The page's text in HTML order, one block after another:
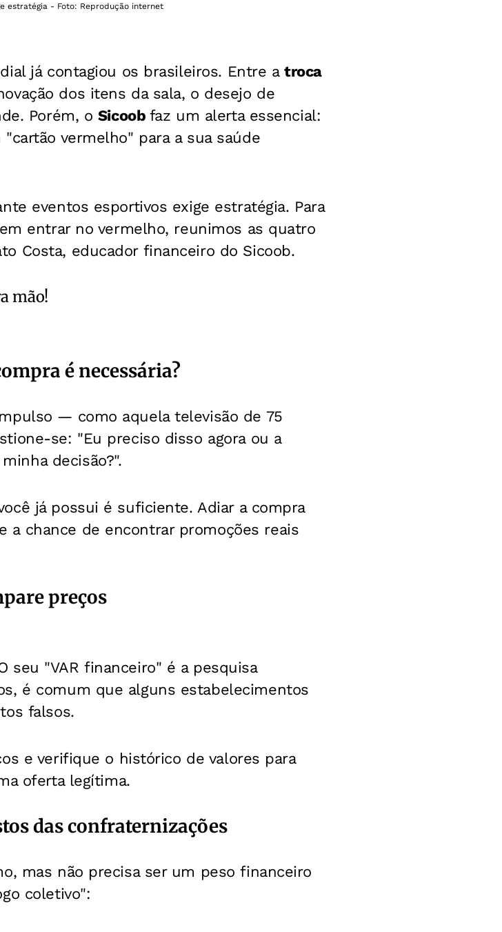
estratégia - Foto: Reprodução internet
já contagiou os brasileiros. Entre a troca
dos itens da sala, o desejo de
Porém, o Sicoob faz um alerta essencial:
vermelho" para a sua saúde
eventos esportivos exige estratégia. Para
entrar no vermelho, reunimos as quatro
Costa, educador financeiro do Sicoob.
mão!
é necessária?
— como aquela televisão de 75
se: "Eu preciso disso agora ou a
decisão?".
já possui é suficiente. Adiar a compra
chance de encontrar promoções reais
preços
seu "VAR financeiro" é a pesquisa
é comum que alguns estabelecimentos
falsos.
e verifique o histórico de valores para
oferta legítima.
das confraternizações
mas não precisa ser um peso financeiro
coletivo":